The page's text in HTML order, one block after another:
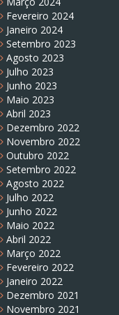
Fevereiro 2024
Janeiro 2024
Setembro 2023
Agosto 2023
Julho 2023
Junho 2023
Maio 2023
Abril 2023
Dezembro 2022
Novembro 2022
Outubro 2022
Setembro 2022
Agosto 2022
Julho 2022
Junho 2022
Maio 2022
Abril 2022
Março 2022
Fevereiro 2022
Janeiro 2022
Dezembro 2021
Novembro 2021